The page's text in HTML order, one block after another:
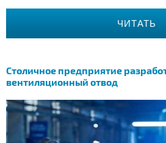
ЧИТАТЬ
Столичное предприятие
вентиляционный отвод